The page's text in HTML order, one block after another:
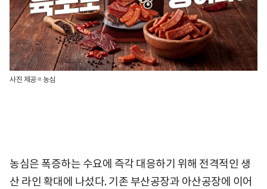
사진 제공 = 농심
농심은 폭증하는 수요에 즉각 대응하기 위해 전격적인 생
산 라인 확대에 나섰다. 기존 부산공장과 아산공장에 이어